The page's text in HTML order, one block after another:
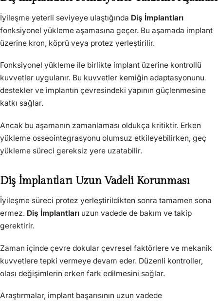
İyileşme yeterli seviyeye ulaştığında Diş İmplantları
fonksiyonel yükleme aşamasına geçer. Bu aşamada implant
üzerine kron, köprü veya protez yerleştirilir.
Fonksiyonel yükleme ile birlikte implant üzerine kontrollü
kuvvetler uygulanır. Bu kuvvetler kemiğin adaptasyonunu
destekler ve implantın çevresindeki yapının güçlenmesine
katkı sağlar.
Ancak bu aşamanın zamanlaması oldukça kritiktir. Erken
yükleme osseointegrasyonu olumsuz etkileyebilirken, geç
yükleme süreci gereksiz yere uzatabilir.
Diş İmplantları Uzun Vadeli Korunması
İyileşme süreci protez yerleştirildikten sonra tamamen sona
ermez. Diş İmplantları uzun vadede de bakım ve takip
gerektirir.
Zaman içinde çevre dokular çevresel faktörlere ve mekanik
kuvvetlere tepki vermeye devam eder. Düzenli kontroller,
olası değişimlerin erken fark edilmesini sağlar.
Araştırmalar, implant başarısının uzun vadede